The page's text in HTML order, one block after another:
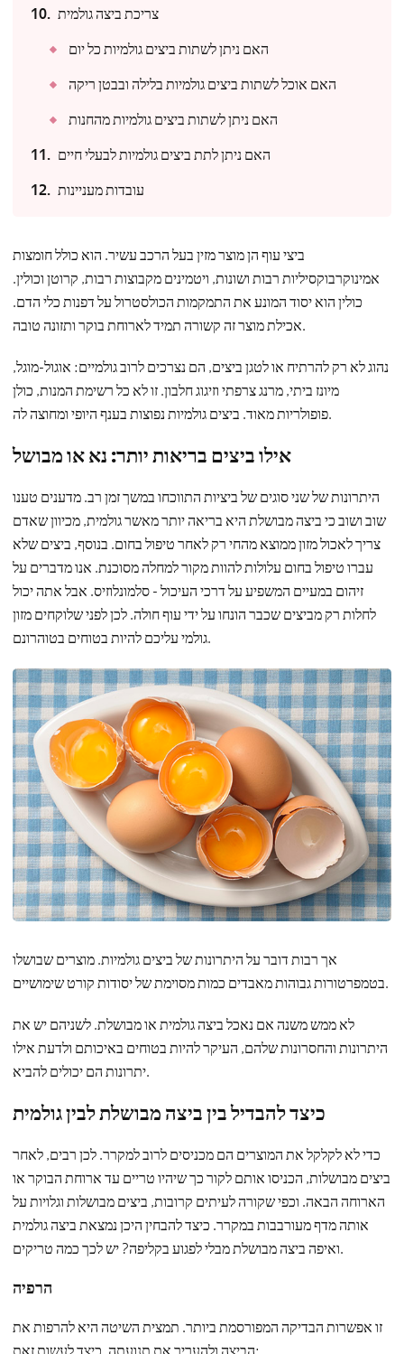
צריכת ביצה גולמית
האם ניתן לשתות ביצים גולמיות כל יום
האם אוכל לשתות ביצים גולמיות בלילה ובבטן ריקה
האם ניתן לשתות ביצים גולמיות מהחנות
האם ניתן לתת ביצים גולמיות לבעלי חיים
עובדות מעניינות
ביצי עוף הן מוצר מזין בעל הרכב עשיר. הוא כולל חומצות
אמינוקרבוקסיליות רבות ושונות, ויטמינים מקבוצות רבות, קרוטן וכולין.
כולין הוא יסוד המונע את התמקמות הכולסטרול על דפנות כלי הדם.
אכילת מוצר זה קשורה תמיד לארוחת בוקר ותזונה טובה.
נהוג לא רק להרתיח או לטגן ביצים, הם נצרכים לרוב גולמיים: אוגול-מוגל,
מיונז ביתי, מרנג צרפתי וזיגוג חלבון. זו לא כל רשימת המנות, כולן
פופולריות מאוד. ביצים גולמיות נפוצות בענף היופי ומחוצה לה.
אילו ביצים בריאות יותר: נא או מבושל
היתרונות של שני סוגים של ביציות התווכחו במשך זמן רב. מדענים טענו
שוב ושוב כי ביצה מבושלת היא בריאה יותר מאשר גולמית, מכיוון שאדם
צריך לאכול מזון ממוצא מהחי רק לאחר טיפול בחום. בנוסף, ביצים שלא
עברו טיפול בחום עלולות להוות מקור למחלה מסוכנת. אנו מדברים על
זיהום במעיים המשפיע על דרכי העיכול - סלמונלוזיס. אבל אתה יכול
לחלות רק מביצים שכבר הונחו על ידי עוף חולה. לכן לפני שלוקחים מזון
גולמי עליכם להיות בטוחים בטוהרונם.
אך רבות דובר על היתרונות של ביצים גולמיות. מוצרים שבושלו
בטמפרטורות גבוהות מאבדים כמות מסוימת של יסודות קורט שימושיים.
לא ממש משנה אם נאכל ביצה גולמית או מבושלת. לשניהם יש את
היתרונות והחסרונות שלהם, העיקר להיות בטוחים באיכותם ולדעת אילו
יתרונות הם יכולים להביא.
כיצד להבדיל בין ביצה מבושלת לבין גולמית
כדי לא לקלקל את המוצרים הם מכניסים לרוב למקרר. לכן רבים, לאחר
ביצים מבושלות, הכניסו אותם לקור כך שיהיו טריים עד ארוחת הבוקר או
הארוחה הבאה. וכפי שקורה לעיתים קרובות, ביצים מבושלות וגלויות על
אותה מדף מעורבבות במקרר. כיצד להבחין היכן נמצאת ביצה גולמית
ואיפה ביצה מבושלת מבלי לפגוע בקליפה? יש לכך כמה טריקים.
הרפיה
זו אפשרות הבדיקה המפורסמת ביותר. תמצית השיטה היא להרפות את